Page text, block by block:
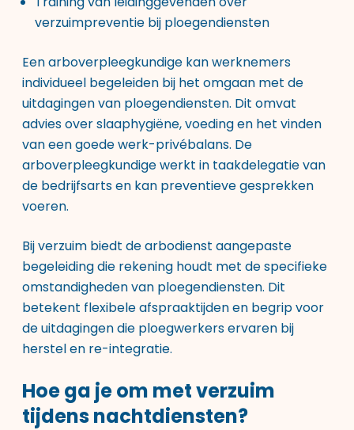
verzuimpreventie bij ploegendiensten
Een arboverpleegkundige kan werknemers
individueel begeleiden bij het omgaan met de
uitdagingen van ploegendiensten. Dit omvat
advies over slaaphygiëne, voeding en het vinden
van een goede werk-privébalans. De
arboverpleegkundige werkt in taakdelegatie van
de bedrijfsarts en kan preventieve gesprekken
voeren.
Bij verzuim biedt de arbodienst aangepaste
begeleiding die rekening houdt met de specifieke
omstandigheden van ploegendiensten. Dit
betekent flexibele afspraaktijden en begrip voor
de uitdagingen die ploegwerkers ervaren bij
herstel en re-integratie.
Hoe ga je om met verzuim
tijdens nachtdiensten?